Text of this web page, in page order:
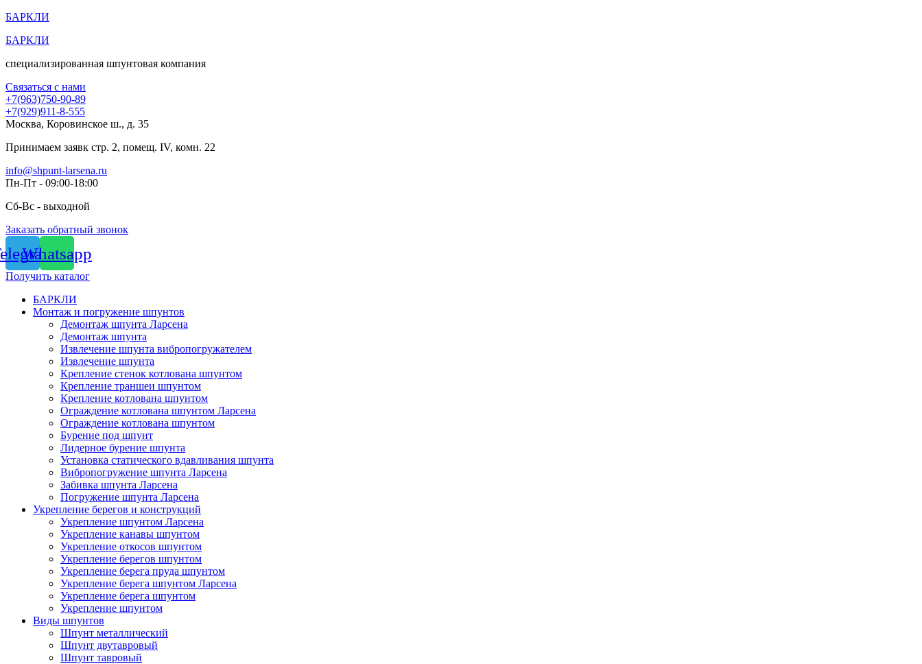
Перейти
содержимому
БАРКЛИ
БАРКЛИ
специализированная шпунтовая компания
Связаться с нами
+7(963)750-90-89
+7(929)911-8-555
Москва, Коровинское ш., д. 35
Принимаем заявк стр. 2, помещ. IV, комн. 22
info@shpunt-larsena.ru
Пн-Пт - 09:00-18:00
Сб-Вс - выходной
Заказать обратный звонок
Whatsapp
Получить каталог
БАРКЛИ
Монтаж и погружение шпунтов
Демонтаж шпунта Ларсена
Демонтаж шпунта
Извлечение шпунта вибропогружателем
Извлечение шпунта
Крепление стенок котлована шпунтом
Крепление траншеи шпунтом
Крепление котлована шпунтом
Ограждение котлована шпунтом Ларсена
Ограждение котлована шпунтом
Бурение под шпунт
Лидерное бурение шпунта
Установка статического вдавливания шпунта
Вибропогружение шпунта Ларсена
Забивка шпунта Ларсена
Погружение шпунта Ларсена
Укрепление берегов и конструкций
Укрепление шпунтом Ларсена
Укрепление канавы шпунтом
Укрепление откосов шпунтом
Укрепление берегов шпунтом
Укрепление берега пруда шпунтом
Укрепление берега шпунтом Ларсена
Укрепление берега шпунтом
Укрепление шпунтом
Виды шпунтов
Шпунт металлический
Шпунт двутавровый
Шпунт тавровый